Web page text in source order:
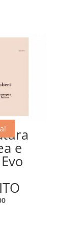
e
Il